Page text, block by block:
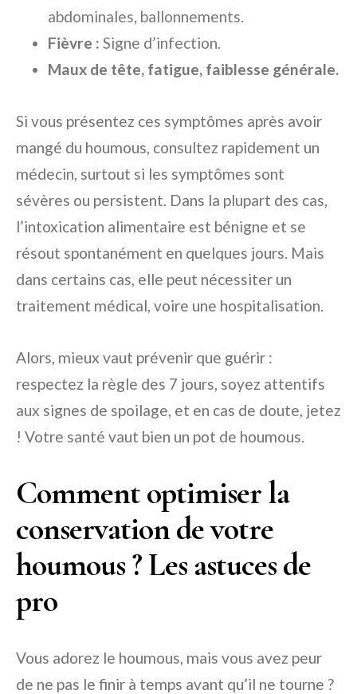
abdominales, ballonnements.
Fièvre : Signe d’infection.
Maux de tête, fatigue, faiblesse générale.
Si vous présentez ces symptômes après avoir
mangé du houmous, consultez rapidement un
médecin, surtout si les symptômes sont
sévères ou persistent. Dans la plupart des cas,
l’intoxication alimentaire est bénigne et se
résout spontanément en quelques jours. Mais
dans certains cas, elle peut nécessiter un
traitement médical, voire une hospitalisation.
Alors, mieux vaut prévenir que guérir :
respectez la règle des 7 jours, soyez attentifs
aux signes de spoilage, et en cas de doute, jetez
! Votre santé vaut bien un pot de houmous.
Comment optimiser la
conservation de votre
houmous ? Les astuces de
pro
Vous adorez le houmous, mais vous avez peur
de ne pas le finir à temps avant qu’il ne tourne ?